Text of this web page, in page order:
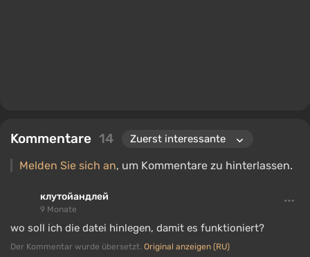
Kommentare 14
Melden Sie sich an, um Kommentare zu hinterlassen.
клутойандлей
9 Monate
wo soll ich die datei hinlegen, damit es funktioniert?
Der Kommentar wurde übersetzt. Original anzeigen (RU)